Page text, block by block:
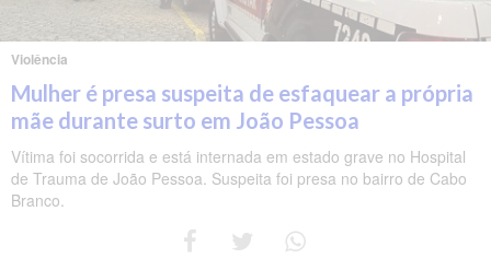
Violência
Mulher é presa suspeita de esfaquear a própria
mãe durante surto em João Pessoa
Vítima foi socorrida e está internada em estado grave no Hospital
de Trauma de João Pessoa. Suspeita foi presa no bairro de Cabo
Branco.